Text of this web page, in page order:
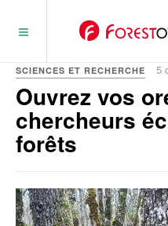
SCIENCES ET RECHERCHE 5
Ouvrez vos
chercheurs
forêts